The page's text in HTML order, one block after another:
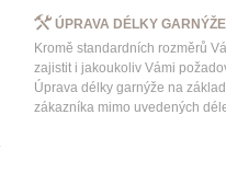
ÚPRAVA DÉLKY
Kromě standardních rozměrů
zajistit i jakoukoliv Vámi
Úprava délky garnýže na
zákazníka mimo uvedených